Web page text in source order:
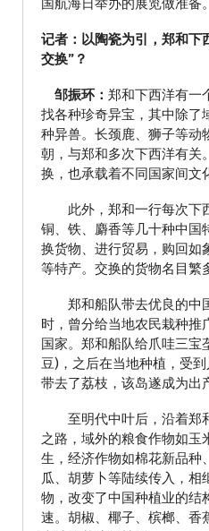
国航海日举办的展览做准备。
记者：以陶瓷为引，郑和下
交换”？
邹振环： 郑和下西洋有一
找各种珍奇异宝，其中除了
种异兽。长颈鹿、狮子等动
朝，与郑和多次下西洋有关
换，也承载着不同国家间文
此外，郑和一行每次下西
铜、铁、麝香等几十种中国
换货物、进行贸易，购回如
等特产。交换的货物名目繁
郑和船队带去优良的中
时，曾分给当地农民栽种推
国家。郑和船队给爪哇三宝
豆)，之后在当地种植，受
带去了荔枝，该岛遂成为出
至明代中叶后，沿着郑
之路，域外的粮食作物如玉
生，经济作物如棉花新品种
瓜、胡萝卜等陆续传入，相
物，改变了中国种植业的结
速。胡椒、椰子、槟榔、香